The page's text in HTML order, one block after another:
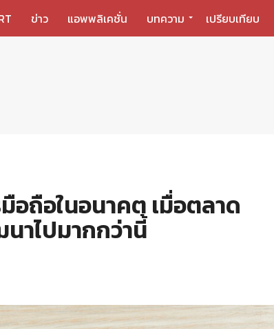
ข่าว แอพพลิเคชั่น บทความ เปรียบเทียบ
อถือในอนาคต เมื่อตลาด
าไปมากกว่านี้